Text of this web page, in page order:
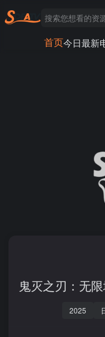
首页今日最新
鬼灭之刃：无
2025